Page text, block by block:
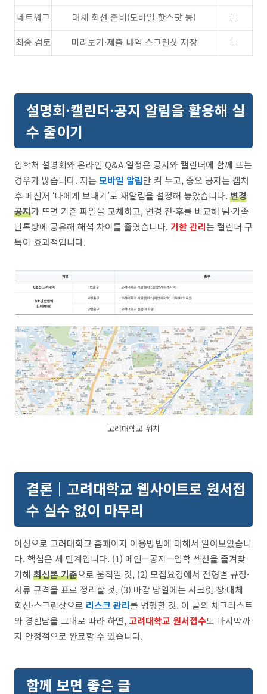
네트워크 대체 회선 준비(모바일 핫스팟 등)
□
최종 검토
미리보기·제출 내역 스크린샷 저장 □
설명회·캘린더·공지 알림을 활용해 실
수 줄이기
입학처 설명회와 온라인 Q&A 일정은 공지와 캘린더에 함께 뜨는
경우가 많습니다. 저는 모바일 알림만 켜 두고, 중요 공지는 캡처
후 메신저 ‘나에게 보내기’로 재알림을 설정해 놓았습니다. 변경
공지가 뜨면 기존 파일을 교체하고, 변경 전·후를 비교해 팀·가족
단톡방에 공유해 해석 차이를 줄였습니다. 기한 관리는 캘린더 구
독이 효과적입니다.
고려대학교 위치
결론｜고려대학교 웹사이트로 원서접
수 실수 없이 마무리
이상으로 고려대학교 홈페이지 이용방법에 대해서 알아보았습니
다. 핵심은 세 단계입니다. (1) 메인—공지—입학 섹션을 즐겨찾
기해 최신본 기준으로 움직일 것, (2) 모집요강에서 전형별 규정·
서류 규격을 표로 정리할 것, (3) 마감 당일에는 시크릿 창·대체
회선·스크린샷으로 리스크 관리를 병행할 것. 이 글의 체크리스트
와 경험담을 그대로 따라 하면,고려대학교 원서접수도 마지막까
지 안정적으로 완료할 수 있습니다.
함께 보면 좋은 글